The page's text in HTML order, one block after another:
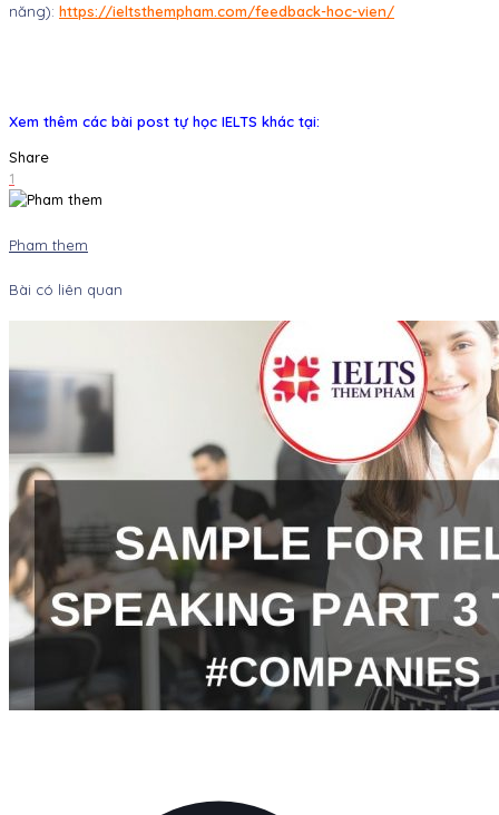
năng): https://ieltsthempham.com/feedback-hoc-vien/
Xem thêm các bài post tự học IELTS khác tại:
Share
1
Pham them
Bài có liên quan